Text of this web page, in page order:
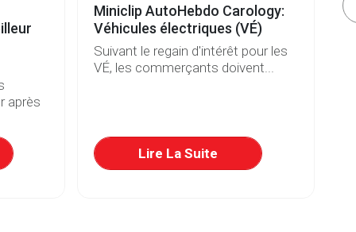
après
Miniclip AutoHebdo Carology:
Véhicules électriques (VÉ)
Suivant le regain d'intérêt pour les
VÉ, les commerçants doivent...
Lire La Suite